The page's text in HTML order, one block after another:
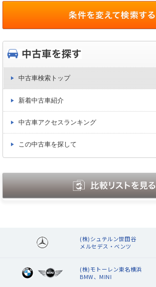
中古車検索トップ
新着中古車紹介
中古車アクセスランキング
この中古車を探して
(株)シュテルン世田谷
メルセデス・ベンツ
(株)モトーレン東名横浜
BMW、MINI